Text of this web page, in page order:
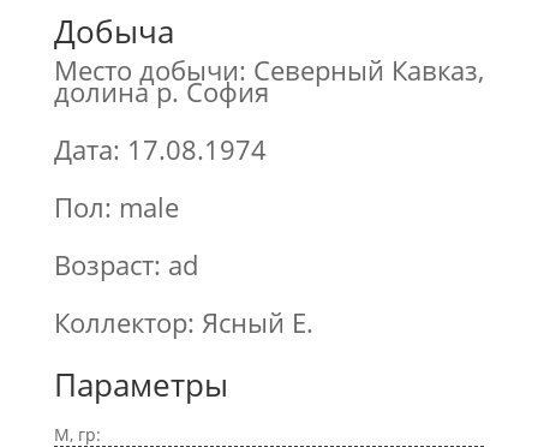
Добыча
Место добычи: Северный Кавказ,
долина р. София
Дата: 17.08.1974
Пол: male
Возраст: ad
Коллектор: Ясный Е.
Параметры
M, гр: